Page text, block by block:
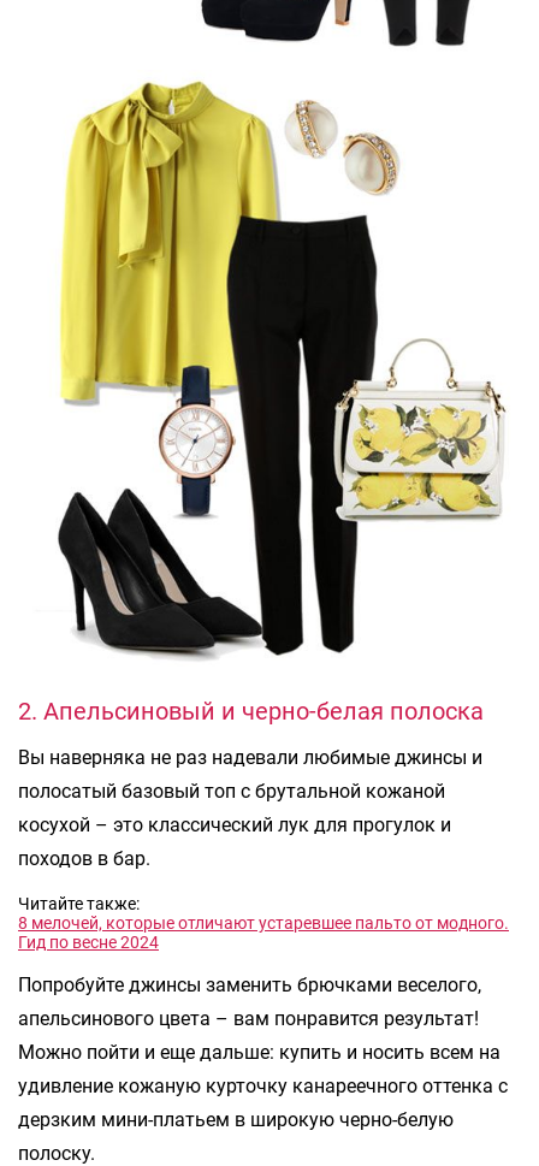
2. Апельсиновый и черно-белая полоска
Вы наверняка не раз надевали любимые джинсы и
полосатый базовый топ с брутальной кожаной
косухой – это классический лук для прогулок и
походов в бар.
Читайте также:
8 мелочей, которые отличают устаревшее пальто от модного.
Гид по весне 2024
Попробуйте джинсы заменить брючками веселого,
апельсинового цвета – вам понравится результат!
Можно пойти и еще дальше: купить и носить всем на
удивление кожаную курточку канареечного оттенка с
дерзким мини-платьем в широкую черно-белую
полоску.